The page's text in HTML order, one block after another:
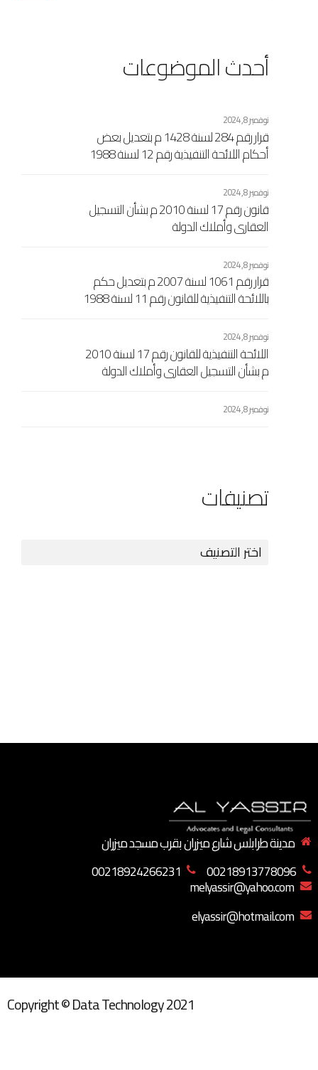
أحدث الموضوعات
نوفمبر 8, 2024
قرار رقم 284 لسنة 1428 م بتعديل بعض
أحكام اللائحة التنفيذية رقم 12 لسنة 1988
إفرنجي بشأن مصلحة التسجيل العقاري
لسنة 1989 إفرنجي اللجنة الشعبية العامة
نوفمبر 8, 2024
قانون رقم 17 لسنة 2010 م بشأن التسجيل
العقاري وأملاك الدولة
نوفمبر 8, 2024
قرار رقم 1061 لسنة 2007 م بتعديل حكم
باللائحة التنفيذية للقانون رقم 11 لسنة 1988
مسيحي
نوفمبر 8, 2024
اللائحة التنفيذية للقانون رقم 17 لسنة 2010
م بشأن التسجيل العقاري وأملاك الدولة
433 لسنة 2010 م
نوفمبر 8, 2024
تصنيفات
مدينة طرابلس شارع ميزران بقرب مسجد ميزران
00218913778096
00218924266231
melyassir@yahoo.com
elyassir@hotmail.com
Copyright © Data Technology 2021